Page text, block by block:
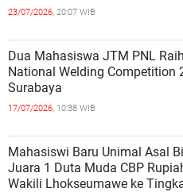
23/07/2026, 20:07 WIB
Dua Mahasiswa JTM PNL
National Welding Competition
Surabaya
17/07/2026, 10:38 WIB
Mahasiswi Baru Unimal Asal
Juara 1 Duta Muda CBP
Wakili Lhokseumawe ke